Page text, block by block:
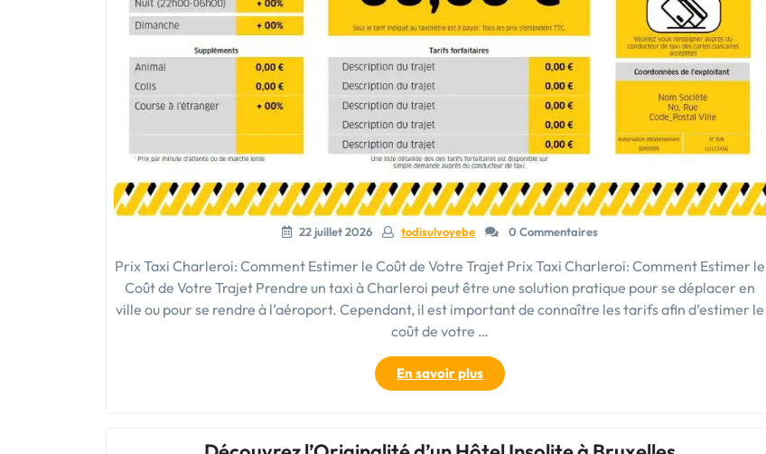
22 juillet 2026 todisulvoyebe 0 Commentaires
Prix Taxi Charleroi: Comment Estimer le Coût de Votre Trajet Prix Taxi Charleroi: Comment Estimer le
Coût de Votre Trajet Prendre un taxi à Charleroi peut être une solution pratique pour se déplacer en
ville ou pour se rendre à l’aéroport. Cependant, il est important de connaître les tarifs afin d’estimer le
coût de votre …
En savoir plus« Les
Tarifs